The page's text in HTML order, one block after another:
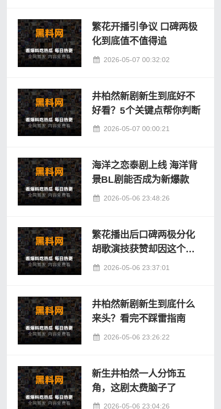
繁花开播引争议 口碑两极
化到底值不值得追
2026-05-07 00:32:02
井柏然新剧新生到底好不
好看？5个关键点帮你判断
2026-05-07 00:00:21
海洋之恋泰剧上线 海洋背
景BL剧能否成为新爆款
2026-05-06 23:48:26
繁花播出后口碑两极分化
胡歌演技获赞却因这个细
节被吐槽
2026-05-06 23:37:01
井柏然新剧新生到底什么
来头？看完不踩雷指南
2026-05-06 23:26:22
新生井柏然一人分饰五
角，这剧太费脑子了
2026-05-06 23:04:26